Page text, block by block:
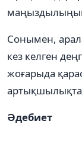
Сонымен,
кез келген
жоғарыда
Әдебиет